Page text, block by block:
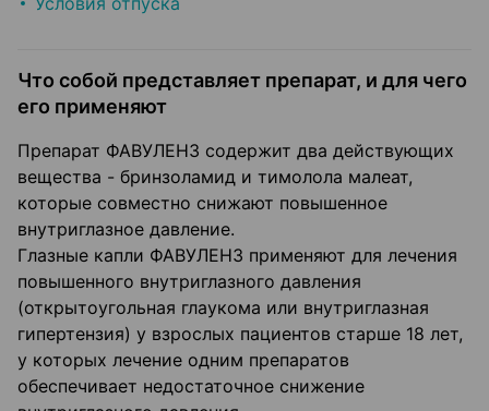
Что собой представляет препарат, и для чего
его применяют
Препарат ФАВУЛЕНЗ содержит два действующих
вещества - бринзоламид и тимолола малеат,
которые совместно снижают повышенное
внутриглазное давление.
Глазные капли ФАВУЛЕНЗ применяют для лечения
повышенного внутриглазного давления
(открытоугольная глаукома или внутриглазная
гипертензия) у взрослых пациентов старше 18 лет,
у которых лечение одним препаратов
обеспечивает недостаточное снижение